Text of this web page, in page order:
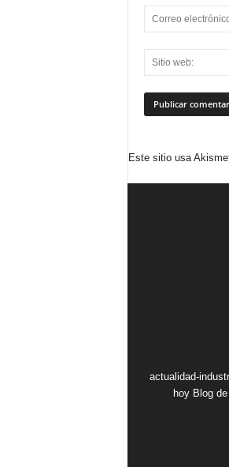
Este sitio usa
actualidad-
hoy Blog